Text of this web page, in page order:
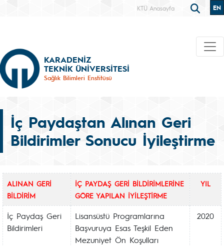
KTÜ Anasayfa EN
KARADENİZ
TEKNİK ÜNİVERSİTESİ
Sağlık Bilimleri Enstitüsü
İç Paydaştan Alınan Geri
Bildirimler Sonucu İyileştirme
ALINAN GERİ
BİLDİRİM
İÇ PAYDAŞ GERİ BİLDİRİMLERİNE
GÖRE YAPILAN İYİLEŞTİRME
YIL
İç Paydaş Geri
Bildirimleri
Lisansüstü Programlarına
Başvuruya Esas Teşkil Eden
Mezuniyet Ön Koşulları
2020